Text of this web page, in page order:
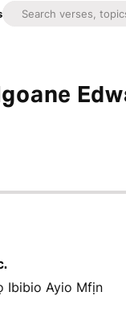
Ibibio Ayio Mfịn